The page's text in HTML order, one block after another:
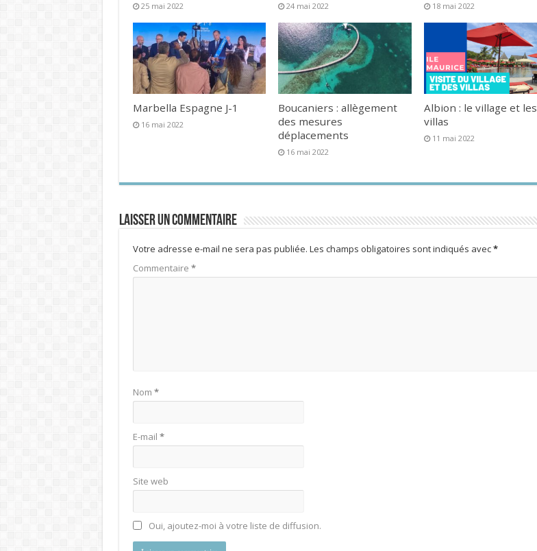
25 mai 2022 24 mai 2022 18 mai 2022
Marbella Espagne J-1
16 mai 2022
Boucaniers : allègement
des mesures
déplacements
16 mai 2022
Albion : le village et les
villas
11 mai 2022
Laisser un commentaire
Votre adresse e-mail ne sera pas publiée. Les champs obligatoires sont indiqués avec*
Commentaire *
Nom *
E-mail *
Site web
Oui, ajoutez-moi à votre liste de diffusion.